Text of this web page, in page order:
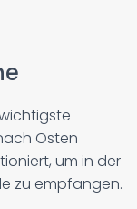
Osten
um in der
zu empfangen.